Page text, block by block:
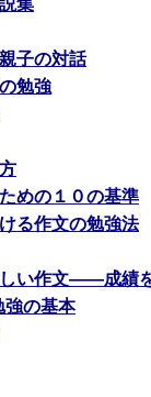
子の対話
勉強
めの１０の基準
る作文の勉強法
い作文――成績
強の基本